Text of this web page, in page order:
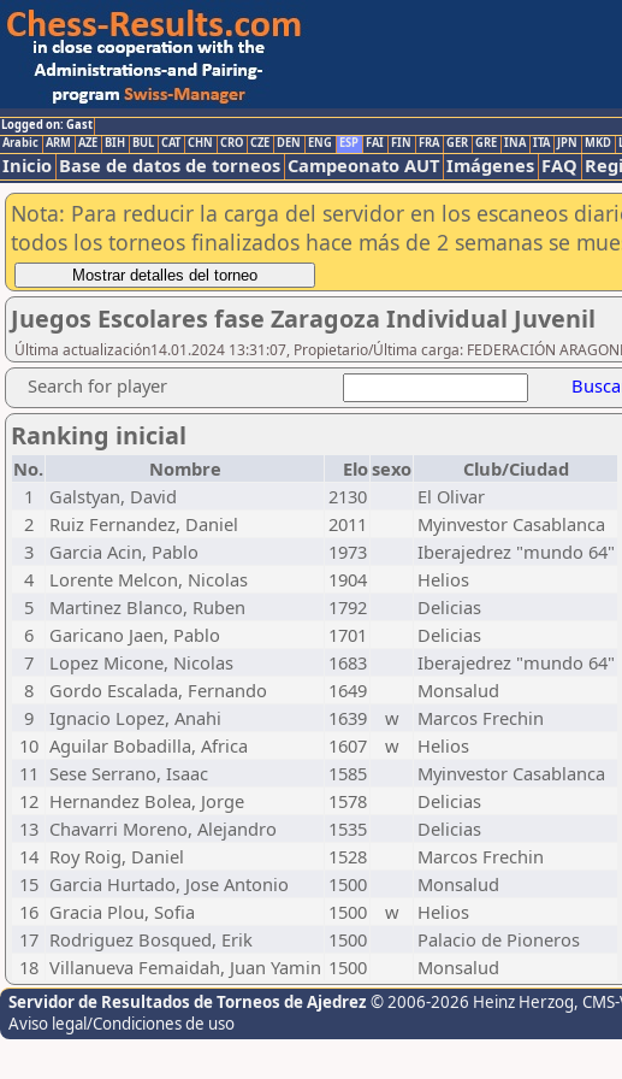
Logged on: Gast
Arabic ARM AZE BIH BUL CAT CHN CRO CZE DEN ENG ESP FAI FIN FRA GER GRE INA ITA JPN MKD
Inicio Base de datos de torneos Campeonato AUT Imágenes FAQ
Nota: Para reducir la carga del servidor en los escaneos
todos los torneos finalizados hace más de 2 semanas se
Juegos Escolares fase Zaragoza Individual Juvenil
Última actualización14.01.2024 13:31:07, Propietario/Última carga: FEDERACIÓN
Search for player
Ranking inicial
No. Nombre Elosexo
Club/Ciudad
1
Galstyan, David 2130
El Olivar
2
Ruiz Fernandez, Daniel 2011
Myinvestor Casablanca
3
Garcia Acin, Pablo 1973
Iberajedrez "mundo 64"
4
Lorente Melcon, Nicolas 1904
Helios
5
Martinez Blanco, Ruben 1792
Delicias
6
Garicano Jaen, Pablo 1701
Delicias
7
Lopez Micone, Nicolas 1683
Iberajedrez "mundo 64"
8
Gordo Escalada, Fernando 1649
Monsalud
9
Ignacio Lopez, Anahi 1639 w
Marcos Frechin
10 Aguilar Bobadilla, Africa 1607 w
Helios
11 Sese Serrano, Isaac 1585
Myinvestor Casablanca
12 Hernandez Bolea, Jorge 1578
Delicias
13 Chavarri Moreno, Alejandro 1535
Delicias
14 Roy Roig, Daniel 1528
Marcos Frechin
15 Garcia Hurtado, Jose Antonio 1500
Monsalud
16 Gracia Plou, Sofia 1500 w
Helios
17 Rodriguez Bosqued, Erik 1500
Palacio de Pioneros
18 Villanueva Femaidah, Juan Yamin 1500 Monsalud
Servidor de Resultados de Torneos de Ajedrez © 2006-2026 Heinz Herzog,
Aviso legal/Condiciones de uso